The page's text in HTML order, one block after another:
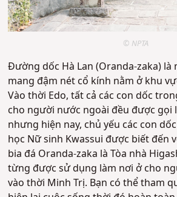
© NPTA
Đường dốc Hà Lan (Oranda-zaka) là
mang đậm nét cổ kính nằm ở khu
Vào thời Edo, tất cả các con dốc
cho người nước ngoài đều được gọi
nhưng hiện nay, chủ yếu các con
học Nữ sinh Kwassui được biết đến
bia đá Oranda-zaka là Tòa nhà
từng được sử dụng làm nơi ở cho
vào thời Minh Trị. Bạn có thể tham